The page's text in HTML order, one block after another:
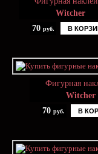
Witcher
70 руб. В
Фигурная
Witcher
70 руб. В